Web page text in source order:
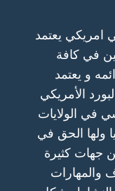
امريكي يعتمد
في كافة
و يعتمد
الأمريكي
في الولايات
ولها الحق في
جهات كثيرة
والمهارات